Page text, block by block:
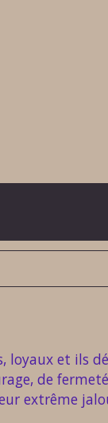
loyaux et ils
de
extrême